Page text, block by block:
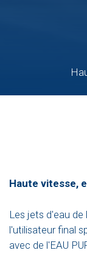
Haute vitesse,
Les jets d'eau
l'utilisateur final
avec de l'EAU